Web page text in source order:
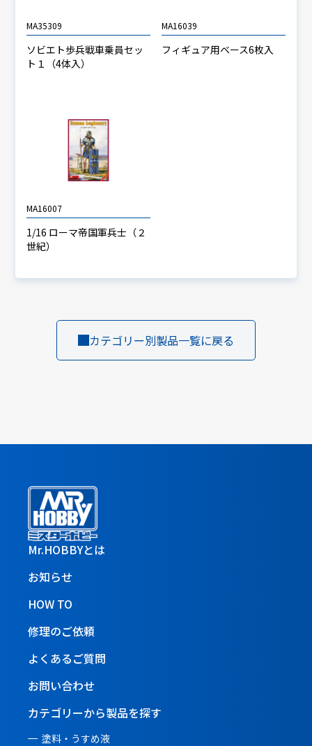
MA35309
ソビエト歩兵戦車乗員セッ
ト１（4体入）
MA16039
フィギュア用ベース6枚入
MA16007
1/16 ローマ帝国軍兵士（２
世紀）
カテゴリー別製品一覧に戻る
Mr.HOBBYとは
お知らせ
HOW TO
修理のご依頼
よくあるご質問
お問い合わせ
カテゴリーから製品を探す
塗料・うすめ液